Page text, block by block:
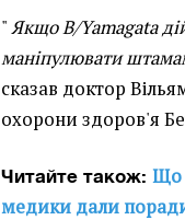
"Якщо B/Yamagata
маніпулювати
сказав доктор
охорони здоров'я
Читайте також:Що
медики дали